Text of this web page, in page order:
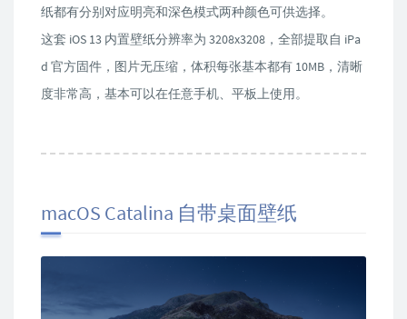
纸都有分别对应明亮和深色模式两种颜色可供选择。
这套 iOS 13 内置壁纸分辨率为 3208x3208，全部提取自 iPa
d 官方固件，图片无压缩，体积每张基本都有 10MB，清晰
度非常高，基本可以在任意手机、平板上使用。
macOS Catalina 自带桌面壁纸